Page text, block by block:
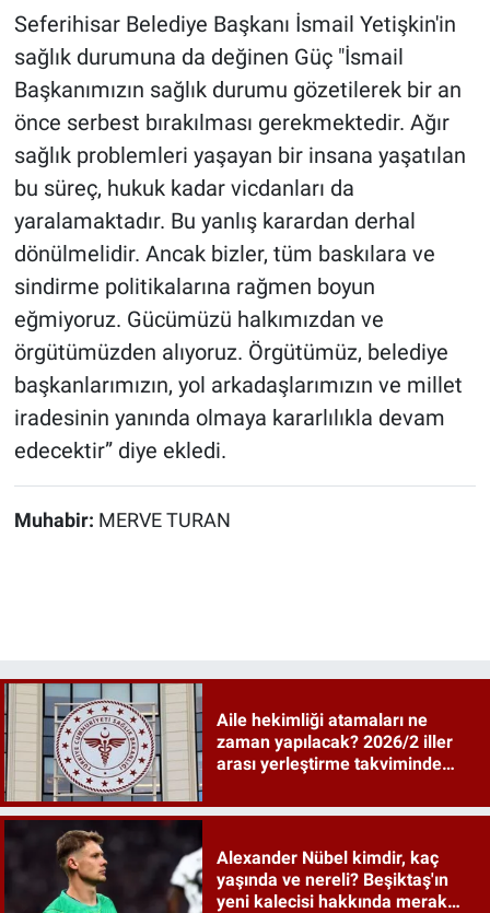
Seferihisar Belediye Başkanı İsmail Yetişkin'in
sağlık durumuna da değinen Güç "İsmail
Başkanımızın sağlık durumu gözetilerek bir an
önce serbest bırakılması gerekmektedir. Ağır
sağlık problemleri yaşayan bir insana yaşatılan
bu süreç, hukuk kadar vicdanları da
yaralamaktadır. Bu yanlış karardan derhal
dönülmelidir. Ancak bizler, tüm baskılara ve
sindirme politikalarına rağmen boyun
eğmiyoruz. Gücümüzü halkımızdan ve
örgütümüzden alıyoruz. Örgütümüz, belediye
başkanlarımızın, yol arkadaşlarımızın ve millet
iradesinin yanında olmaya kararlılıkla devam
edecektir” diye ekledi.
Muhabir: MERVE TURAN
Aile hekimliği atamaları ne
zaman yapılacak? 2026/2 iller
arası yerleştirme takviminde
Alexander Nübel kimdir, kaç
yaşında ve nereli? Beşiktaş'ın
yeni kalecisi hakkında merak